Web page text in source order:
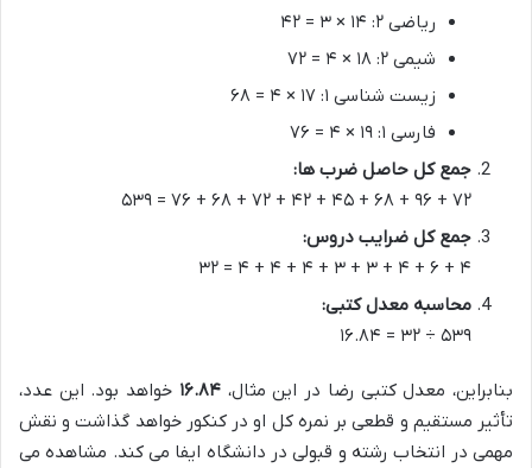
ریاضی ۲: ۱۴ × ۳ = ۴۲
شیمی ۲: ۱۸ × ۴ = ۷۲
زیست شناسی ۱: ۱۷ × ۴ = ۶۸
فارسی ۱: ۱۹ × ۴ = ۷۶
جمع کل حاصل ضرب ها:
۷۲ + ۹۶ + ۶۸ + ۴۵ + ۴۲ + ۷۲ + ۶۸ + ۷۶ = ۵۳۹
جمع کل ضرایب دروس:
۴ + ۶ + ۴ + ۳ + ۳ + ۴ + ۴ + ۴ = ۳۲
محاسبه معدل کتبی:
۵۳۹ ÷ ۳۲ = ۱۶.۸۴
بنابراین، معدل کتبی رضا در این مثال،۱۶.۸۴ خواهد بود. این عدد،
تأثیر مستقیم و قطعی بر نمره کل او در کنکور خواهد گذاشت و نقش
مهمی در انتخاب رشته و قبولی در دانشگاه ایفا می کند. مشاهده می